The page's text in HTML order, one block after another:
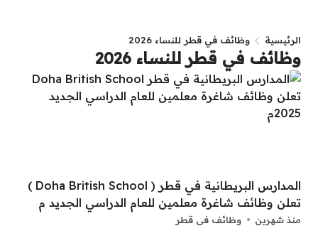
الرئيسية وظائف في قطر للنساء 2026
وظائف في قطر للنساء 2026
المدارس البريطانية في قطر ( Doha British School )
تعلن وظائف شاغرة معلمين للعام الدراسي الجديد م
منذ شهرين وظائف في قطر